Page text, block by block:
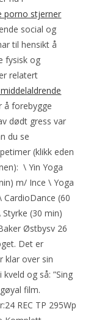
porno stjerner
social og
til hensikt å
fysisk og
relatert
å forebygge
dødt gress var
du se
(klikk eden
\ Yin Yoga
m/ Ince \ Yoga
(60
(30 min)
Østbysv 26
Det er
klar over sin
og så: ”Sing
film.
REC TP 295Wp